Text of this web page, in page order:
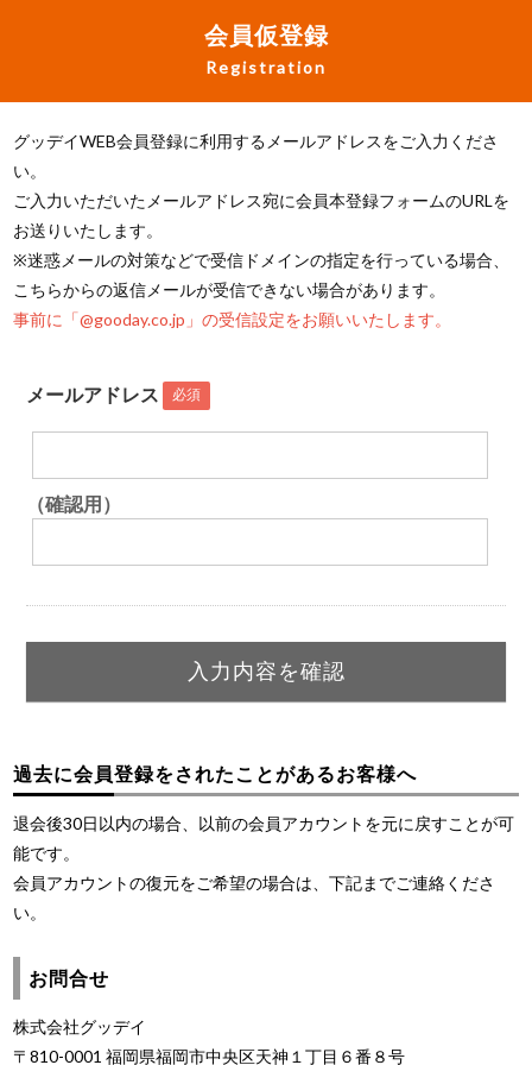
会員仮登録
Registration
グッデイWEB会員登録に利用するメールアドレスをご入力くださ
い。
ご入力いただいたメールアドレス宛に会員本登録フォームのURLを
お送りいたします。
※迷惑メールの対策などで受信ドメインの指定を行っている場合、
こちらからの返信メールが受信できない場合があります。
事前に「@gooday.co.jp」の受信設定をお願いいたします。
メールアドレス 必須
（確認用）
過去に会員登録をされたことがあるお客様へ
退会後30日以内の場合、以前の会員アカウントを元に戻すことが可
能です。
会員アカウントの復元をご希望の場合は、下記までご連絡くださ
い。
お問合せ
株式会社グッデイ
〒810-0001 福岡県福岡市中央区天神１丁目６番８号